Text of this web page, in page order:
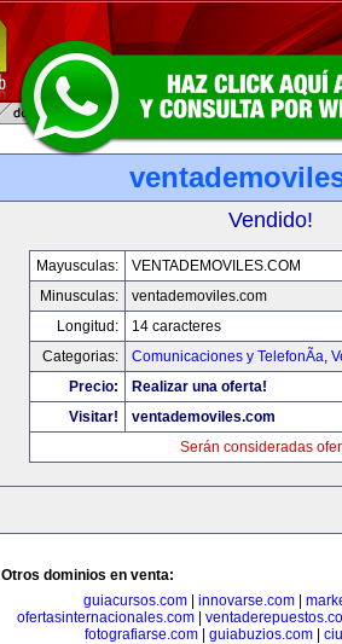
Vendido!
Mayusculas:
VENTADEMOVILES.COM
Minusculas:
ventademoviles.com
Longitud:
14 caracteres
Categorias:
Comunicaciones y TelefonÃ­a,
Precio:
Realizar una oferta!
Visitar!
ventademoviles.com
Serán consideradas
Otros dominios en venta:
guiacursos.com| innovarse.com|
ofertasinternacionales.com|
fotografiarse.com| guiabuzios.com|